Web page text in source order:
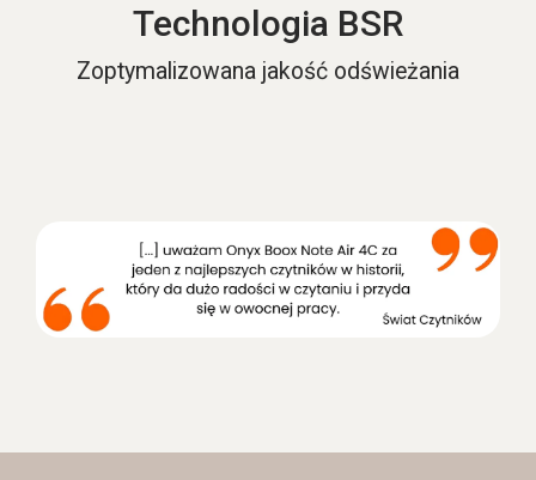
Technologia BSR
Zoptymalizowana jakość odświeżania